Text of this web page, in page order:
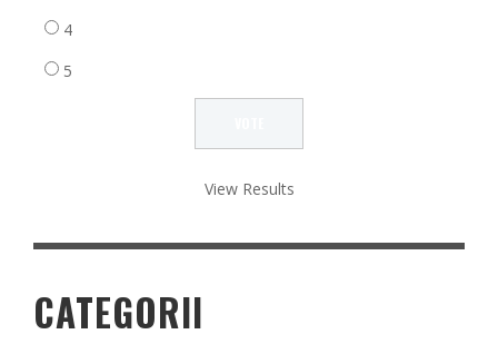
4
5
View Results
CATEGORII